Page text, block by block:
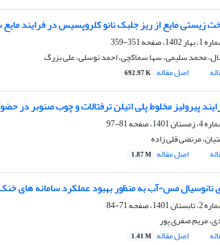
زیستی مایع از ریز جلبک نانو کلروپسیس در فرایند مایع
351-359
محمد سلیمی، سها سماکچی، احمد توسلی، علی بزرگ
اصل مقاله 692.97 K
پیرولیز مخلوط پلی اتیلن ترفتالات و چوب صنوبر در
81-97
مرتضی قلی زاده
اصل مقاله 1.87 M
نانوسیال مس-آب به منظور بهبود عملکرد سامانه های خنک
71-84
مریم صفری پور
اصل مقاله 1.41 M